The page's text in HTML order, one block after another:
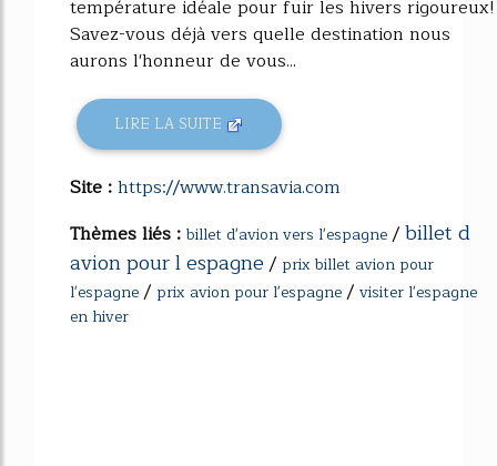
température idéale pour fuir les hivers rigoureux!
Savez-vous déjà vers quelle destination nous
aurons l'honneur de vous...
LIRE LA SUITE
Site :https://www.transavia.com
Thèmes liés : billet d'avion vers l'espagne/billet d
avion pour l espagne/ prix billet avion pour
l'espagne/ prix avion pour l'espagne/ visiter l'espagne
en hiver